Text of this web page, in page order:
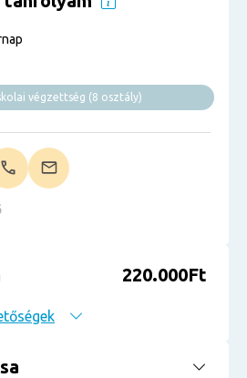
végzettség (8 osztály)
220.000Ft